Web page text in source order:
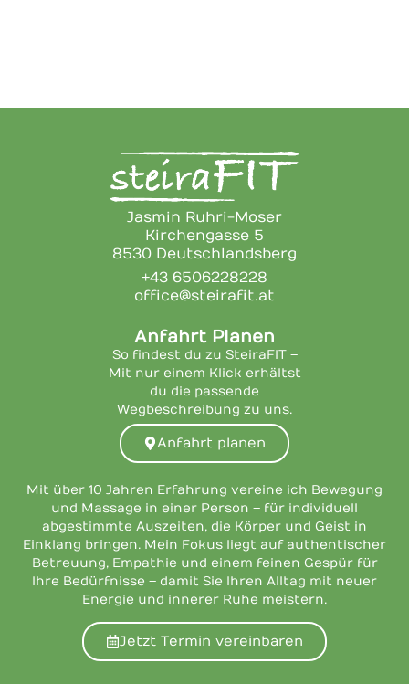
Jasmin Ruhri-Moser
Kirchengasse 5
8530 Deutschlandsberg
+43 6506228228
office@steirafit.at
Anfahrt Planen
So findest du zu SteiraFIT –
Mit nur einem Klick erhältst
du die passende
Wegbeschreibung zu uns.
Anfahrt planen
Mit über 10 Jahren Erfahrung vereine ich Bewegung
und Massage in einer Person – für individuell
abgestimmte Auszeiten, die Körper und Geist in
Einklang bringen. Mein Fokus liegt auf authentischer
Betreuung, Empathie und einem feinen Gespür für
Ihre Bedürfnisse – damit Sie Ihren Alltag mit neuer
Energie und innerer Ruhe meistern.
Jetzt Termin vereinbaren